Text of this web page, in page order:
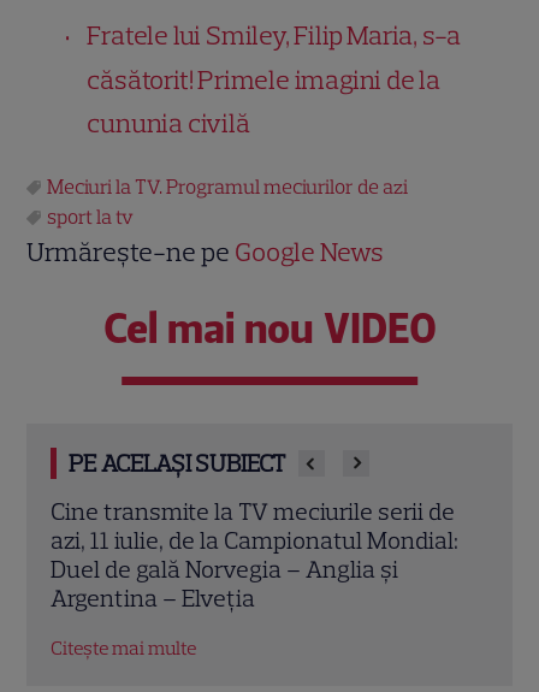
Fratele lui Smiley, Filip Maria, s-a
căsătorit! Primele imagini de la
cununia civilă
Meciuri la TV. Programul meciurilor de azi
sport la tv
Urmărește-ne pe Google News
Cel mai nou VIDEO
PE ACELAȘI SUBIECT
Cine transmite la TV meciurile serii de
azi, 7 iulie, de la Campionatul Mondial:
Duel de gală Argentina – Egipt și
Columbia – Elveția
Citește mai multe